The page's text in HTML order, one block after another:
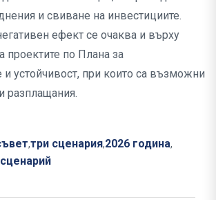
и свиване на инвестициите.
ефект се очаква и върху
проектите по Плана за
и устойчивост, при които са възможни
разплащания.
,три сценария,2026 година,